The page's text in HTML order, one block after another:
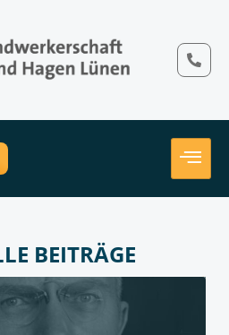
BEITRÄGE